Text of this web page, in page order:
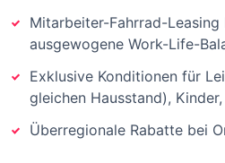
Mitarbeiter-Fahrrad-
ausgewogene Work-Life-
Exklusive Konditionen für
gleichen Hausstand),
Überregionale Rabatte bei